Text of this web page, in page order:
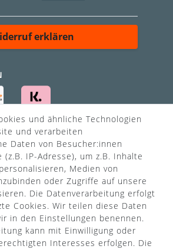
erklären
und ähnliche Technologien
und verarbeiten
Daten von Besucher:innen
IP-Adresse), um z.B. Inhalte
Medien von
oder Zugriffe auf unsere
Die Datenverarbeitung erfolgt
Cookies. Wir teilen diese Daten
in den Einstellungen benennen.
kann mit Einwilligung oder
Interesses erfolgen. Die